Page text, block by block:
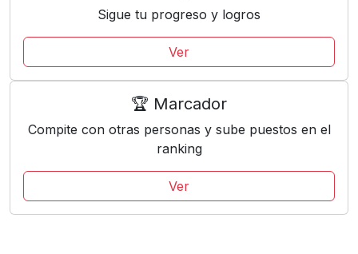
Sigue tu progreso y logros
Ver
🏆 Marcador
Compite con otras personas y sube puestos en el
ranking
Ver